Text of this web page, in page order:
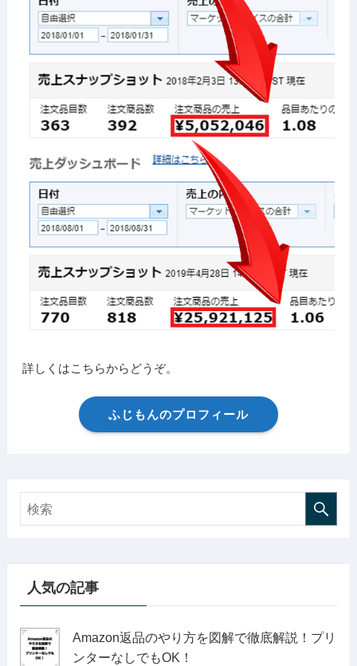
詳しくはこちらからどうぞ。
ふじもんのプロフィール
人気の記事
Amazon返品のやり方を図解で徹底解説！プリ
ンターなしでもOK！